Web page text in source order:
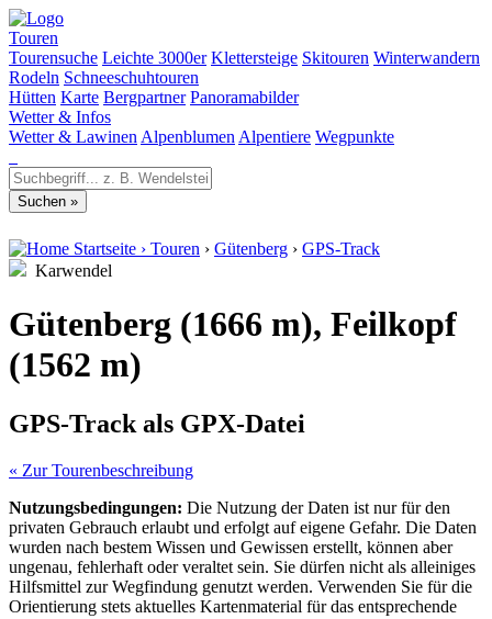
Touren
Tourensuche Leichte 3000er Klettersteige Skitouren Winterwandern
Rodeln Schneeschuhtouren
Hütten Karte Bergpartner Panoramabilder
Wetter & Infos
Wetter & Lawinen Alpenblumen Alpentiere Wegpunkte
Startseite › Touren › Gütenberg › GPS-Track
Karwendel
Gütenberg (1666 m), Feilkopf
(1562 m)
GPS-Track als GPX-Datei
« Zur Tourenbeschreibung
Nutzungsbedingungen: Die Nutzung der Daten ist nur für den
privaten Gebrauch erlaubt und erfolgt auf eigene Gefahr. Die Daten
wurden nach bestem Wissen und Gewissen erstellt, können aber
ungenau, fehlerhaft oder veraltet sein. Sie dürfen nicht als alleiniges
Hilfsmittel zur Wegfindung genutzt werden. Verwenden Sie für die
Orientierung stets aktuelles Kartenmaterial für das entsprechende